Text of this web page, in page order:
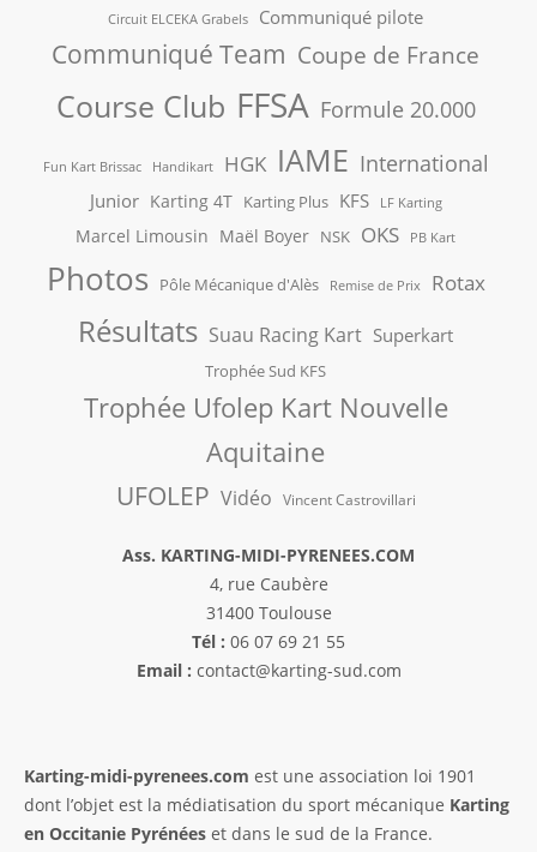
Circuit ELCEKA Grabels Communiqué pilote
Communiqué Team Coupe de France
Course Club FFSA Formule 20.000
Fun Kart Brissac Handikart HGK IAME International
Junior Karting 4T Karting Plus KFS LF Karting
Marcel Limousin Maël Boyer NSK OKS PB Kart
Photos Pôle Mécanique d'Alès Remise de Prix Rotax
Résultats Suau Racing Kart Superkart
Trophée Sud KFS
Trophée Ufolep Kart Nouvelle
Aquitaine
UFOLEP Vidéo Vincent Castrovillari
Ass. KARTING-MIDI-PYRENEES.COM
4, rue Caubère
31400 Toulouse
Tél : 06 07 69 21 55
Email : contact@karting-sud.com
Karting-midi-pyrenees.com est une association loi 1901
dont l’objet est la médiatisation du sport mécanique Karting
en Occitanie Pyrénées et dans le sud de la France.